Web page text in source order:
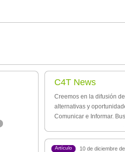
C4T News
Creemos en la difusión
alternativas y
Comunicar e Informar.
Artículo 10 de diciembre